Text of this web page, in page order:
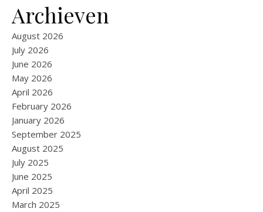
Archieven
August 2026
July 2026
June 2026
May 2026
April 2026
February 2026
January 2026
September 2025
August 2025
July 2025
June 2025
April 2025
March 2025